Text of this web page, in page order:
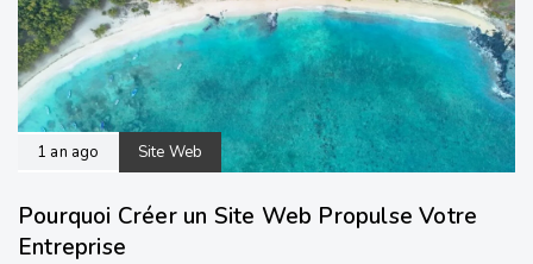
1 an ago Site Web
Pourquoi Créer un Site Web Propulse Votre
Entreprise